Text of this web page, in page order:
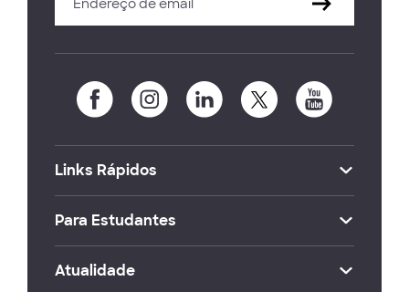
Links Rápidos
Para Estudantes
Atualidade